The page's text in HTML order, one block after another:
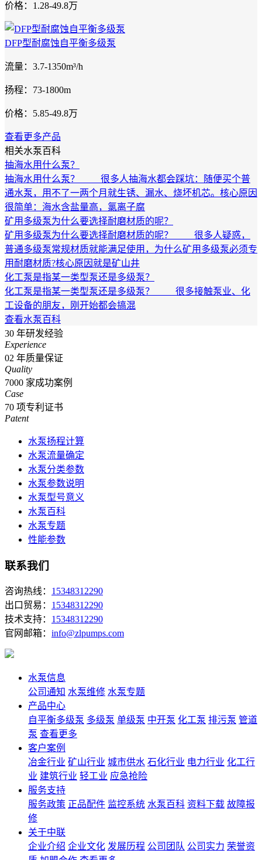
价格：1.28-49.8万
DFP型耐腐蚀自平衡多级泵
流量：3.7-1350m³/h
扬程：73-1800m
价格：5.85-49.8万
查看更多产品
相关水泵百科
抽海水用什么泵？
抽海水用什么泵？ 很多人抽海水都会踩坑：随便买个普
通水泵，用不了一两个月就生锈、漏水、烧坏机芯。核心原因
很简单：海水含盐量高，氯离子腐
矿用多级泵为什么要选择耐磨材质的呢？
矿用多级泵为什么要选择耐磨材质的呢？ 很多人疑惑，
普通多级泵常规材质就能满足使用，为什么矿用多级泵必须专
用耐磨材质?核心原因就是矿山井
化工泵是指某一类型泵还是多级泵？
化工泵是指某一类型泵还是多级泵？ 很多接触泵业、化
工设备的朋友，刚开始都会搞混
查看水泵百科
30 年研发经验
Experience
02 年质量保证
Quality
7000 家成功案例
Case
70 项专利证书
Patent
水泵扬程计算
水泵流量确定
水泵分类参数
水泵参数说明
水泵型号意义
水泵百科
水泵专题
性能参数
联系我们
咨询热线： 15348312290
出口贸易： 15348312290
技术支持： 15348312290
官网邮箱： info@zlpumps.com
水泵信息
公司通知 水泵维修 水泵专题
产品中心
自平衡多级泵 多级泵 单级泵 中开泵 化工泵 排污泵 管道
泵 查看更多
客户案例
冶金行业 矿山行业 城市供水 石化行业 电力行业 化工行
业 建筑行业 轻工业 应急抢险
服务支持
服务政策 正品配件 监控系统 水泵百科 资料下载 故障报
修
关于中联
企业介绍 企业文化 发展历程 公司团队 公司实力 荣誉资